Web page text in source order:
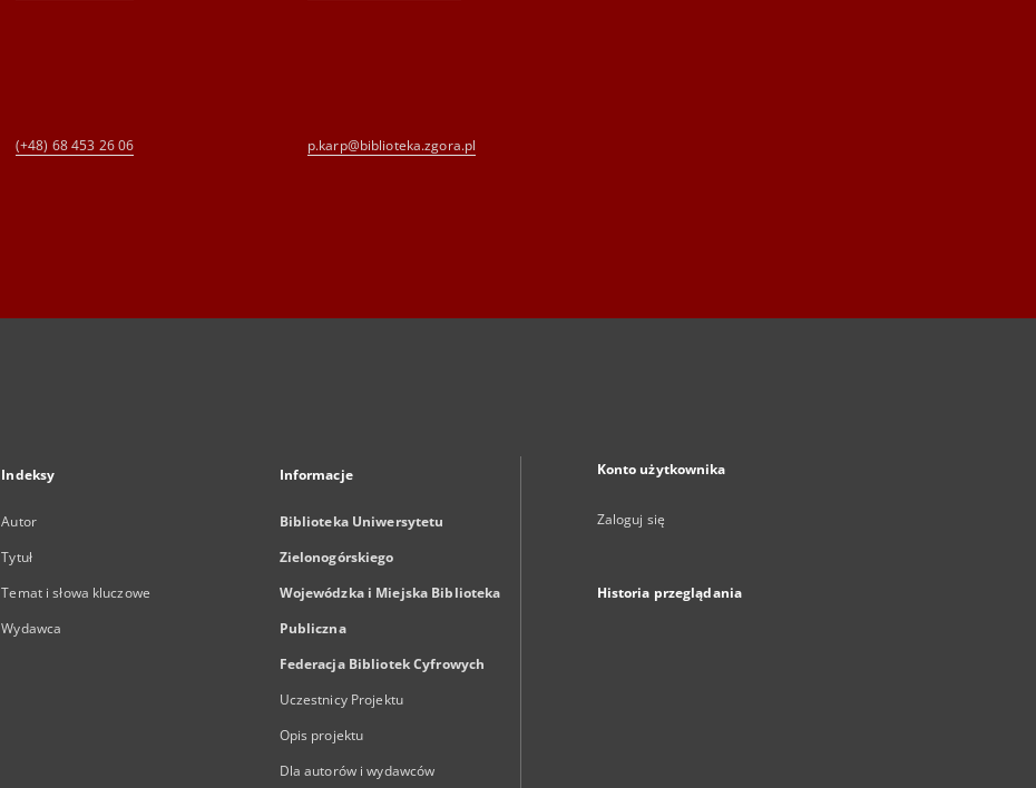
(+48) 68 453 26 06 p.karp@biblioteka.zgora.pl
Indeksy
Autor
Tytuł
Temat i słowa kluczowe
Wydawca
Informacje
Biblioteka Uniwersytetu
Zielonogórskiego
Wojewódzka i Miejska Biblioteka
Publiczna
Federacja Bibliotek Cyfrowych
Uczestnicy Projektu
Opis projektu
Dla autorów i wydawców
Konto użytkownika
Zaloguj się
Historia przeglądania